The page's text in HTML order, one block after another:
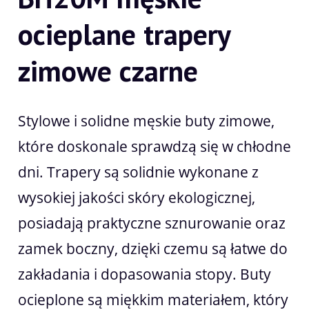
ocieplane trapery
zimowe czarne
Stylowe i solidne męskie buty zimowe,
które doskonale sprawdzą się w chłodne
dni. Trapery są solidnie wykonane z
wysokiej jakości skóry ekologicznej,
posiadają praktyczne sznurowanie oraz
zamek boczny, dzięki czemu są łatwe do
zakładania i dopasowania stopy. Buty
ocieplone są miękkim materiałem, który